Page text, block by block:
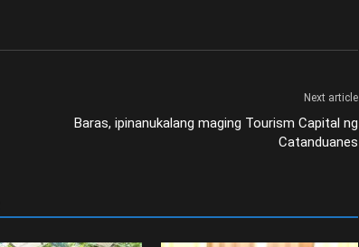
Next article
Baras, ipinanukalang maging Tourism Capital ng
Catanduanes